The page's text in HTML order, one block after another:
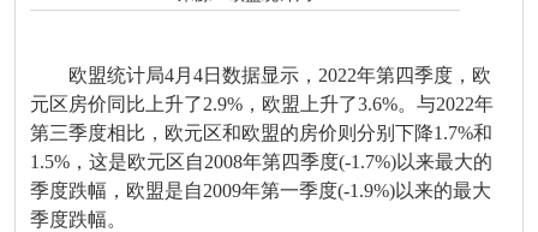
欧盟统计局4月4日数据显示，2022年第四季度，欧
元区房价同比上升了2.9%，欧盟上升了3.6%。与2022年
第三季度相比，欧元区和欧盟的房价则分别下降1.7%和
1.5%，这是欧元区自2008年第四季度(-1.7%)以来最大的
季度跌幅，欧盟是自2009年第一季度(-1.9%)以来的最大
季度跌幅。